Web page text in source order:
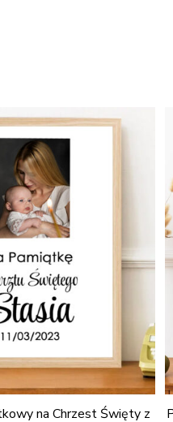
na Chrzest Święty z